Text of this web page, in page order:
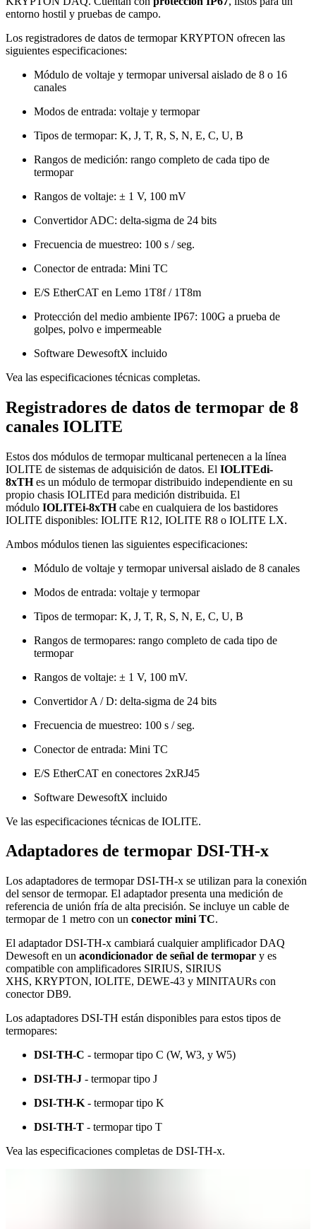
entorno hostil y pruebas de campo.
Los registradores de datos de termopar KRYPTON ofrecen las
siguientes especificaciones:
Módulo de voltaje y termopar universal aislado de 8 o 16
canales
Modos de entrada: voltaje y termopar
Tipos de termopar: K, J, T, R, S, N, E, C, U, B
Rangos de medición: rango completo de cada tipo de
termopar
Rangos de voltaje: ± 1 V, 100 mV
Convertidor ADC: delta-sigma de 24 bits
Frecuencia de muestreo: 100 s / seg.
Conector de entrada: Mini TC
E/S EtherCAT en Lemo 1T8f / 1T8m
Protección del medio ambiente IP67: 100G a prueba de
golpes, polvo e impermeable
Software DewesoftX incluido
Vea las especificaciones técnicas completas.
Registradores de datos de termopar de 8
canales IOLITE
Estos dos módulos de termopar multicanal pertenecen a la línea
IOLITE de sistemas de adquisición de datos. El IOLITEdi-
8xTHes un módulo de termopar distribuido independiente en su
propio chasis IOLITEd para medición distribuida. El
módulo IOLITEi-8xTHcabe en cualquiera de los bastidores
IOLITE disponibles: IOLITE R12, IOLITE R8 o IOLITE LX.
Ambos módulos tienen las siguientes especificaciones:
Módulo de voltaje y termopar universal aislado de 8 canales
Modos de entrada: voltaje y termopar
Tipos de termopar: K, J, T, R, S, N, E, C, U, B
Rangos de termopares: rango completo de cada tipo de
termopar
Rangos de voltaje: ± 1 V, 100 mV.
Convertidor A / D: delta-sigma de 24 bits
Frecuencia de muestreo: 100 s / seg.
Conector de entrada: Mini TC
E/S EtherCAT en conectores 2xRJ45
Software DewesoftX incluido
Ve las especificaciones técnicas de IOLITE.
Adaptadores de termopar DSI-TH-x
Los adaptadores de termopar DSI-TH-x se utilizan para la conexión
del sensor de termopar. El adaptador presenta una medición de
referencia de unión fría de alta precisión. Se incluye un cable de
termopar de 1 metro con un conector mini TC.
El adaptador DSI-TH-x cambiará cualquier amplificador DAQ
Dewesoft en un acondicionador de señal de termopar y es
compatible con amplificadores SIRIUS, SIRIUS
XHS, KRYPTON, IOLITE, DEWE-43 y MINITAURs con
conector DB9.
Los adaptadores DSI-TH están disponibles para estos tipos de
termopares:
DSI-TH-C - termopar tipo C (W, W3, y W5)
DSI-TH-J - termopar tipo J
DSI-TH-K - termopar tipo K
DSI-TH-T - termopar tipo T
Vea las especificaciones completas de DSI-TH-x​​​​​​​.